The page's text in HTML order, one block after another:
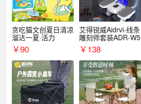
贪吃猫文创夏日清凉
溜达一夏·活力
￥90
艾得锐威Aidrvi-线条
雕刻师套装ADR-W5
￥138